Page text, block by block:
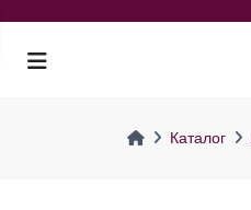
Каталог